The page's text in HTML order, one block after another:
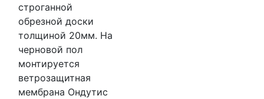
строганной
обрезной доски
толщиной 20мм. На
черновой пол
монтируется
ветрозащитная
мембрана Ондутис